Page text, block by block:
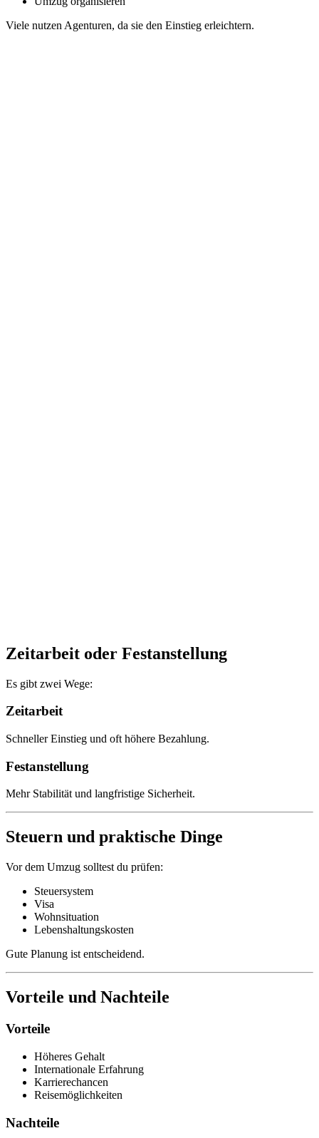
Viele nutzen Agenturen, da sie den Einstieg erleichtern.
Zeitarbeit oder Festanstellung
Es gibt zwei Wege:
Zeitarbeit
Schneller Einstieg und oft höhere Bezahlung.
Festanstellung
Mehr Stabilität und langfristige Sicherheit.
Steuern und praktische Dinge
Vor dem Umzug solltest du prüfen:
Steuersystem
Visa
Wohnsituation
Lebenshaltungskosten
Gute Planung ist entscheidend.
Vorteile und Nachteile
Vorteile
Höheres Gehalt
Internationale Erfahrung
Karrierechancen
Reisemöglichkeiten
Nachteile